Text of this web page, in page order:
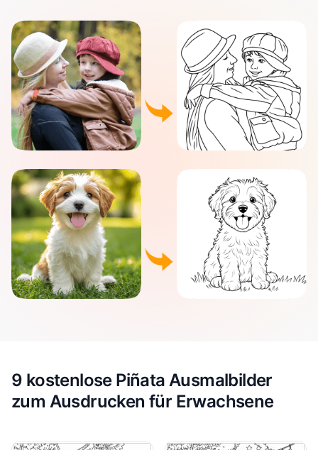
9 kostenlose Piñata Ausmalbilder
zum Ausdrucken für Erwachsene